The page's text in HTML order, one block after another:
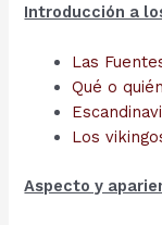
Introducción a
Las
Qué o
Los
Aspecto y